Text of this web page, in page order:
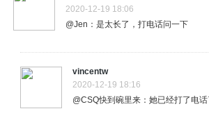
2020-12-19 18:06
@Jen：是太长了，打电话问一下
vincentw
2020-12-19 18:16
@CSQ快到碗里来：她已经打了电话